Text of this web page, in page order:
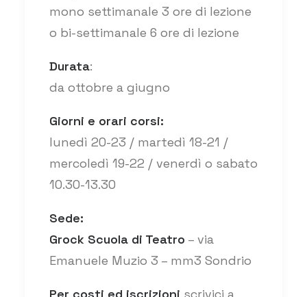
mono settimanale 3 ore di lezione
o bi-settimanale 6 ore di lezione
Durata:
da ottobre a giugno
Giorni e orari corsi:
lunedì 20-23 / martedì 18-21 /
mercoledì 19-22 / venerdì o sabato
10.30-13.30
Sede:
Grock Scuola di Teatro – via
Emanuele Muzio 3 – mm3 Sondrio